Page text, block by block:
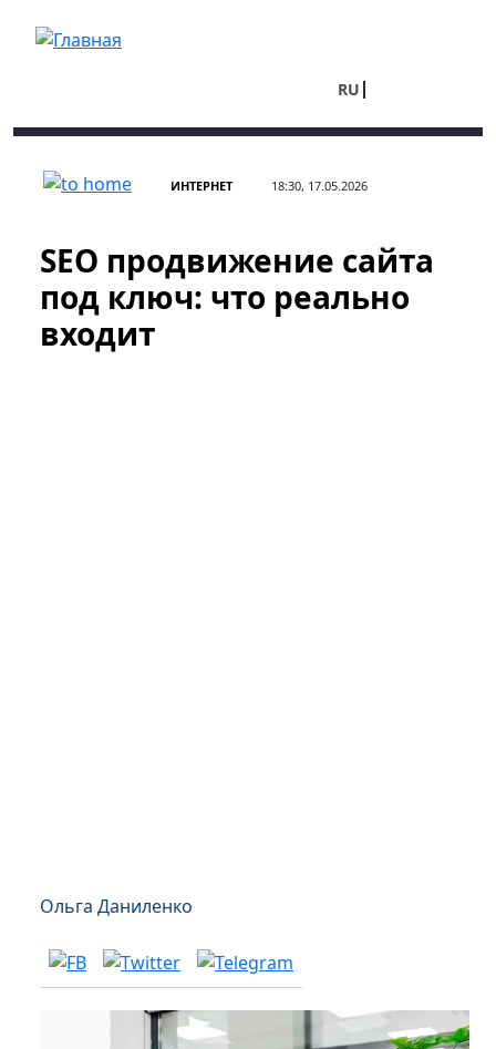
RU
ИНТЕРНЕТ 18:30, 17.05.2026
SEO продвижение сайта
под ключ: что реально
входит
Ольга Даниленко